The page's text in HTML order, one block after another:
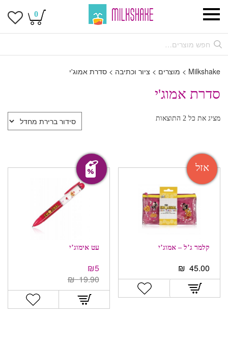
0
Milkshake
> מוצרים > ציור וכתיבה > סדרת אמוג'י
סדרת אמוג'י
מציג את כל 2 התוצאות
מבצע!
עט אימוג’י
5
₪
19.90
₪
אזל
קלמר ג’ל – אמוג’י
45.00
₪